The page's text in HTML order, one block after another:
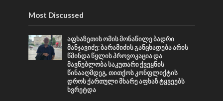
Most Discussed
აფხაზეთის ომის მონაწილე ბადრი
მანჯავიძე: ბარამიძის განცხადება არის
წმინდა წყლის პროვოკაცია და
მავნებლობა საკუთარი ქვეყნის
წინააღმდეგ, თითქოს კონფლიქტის
დროს ქართული მხარე აფხაზ ტყვეებს
ხვრეტდა